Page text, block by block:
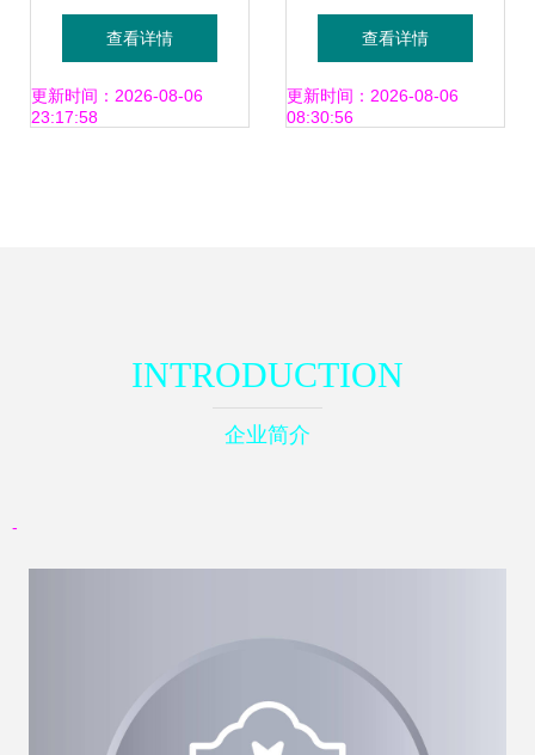
线展厅 专业线材批
发商的信赖之选
查看详情
更新时间：2026-08-06
23:17:58
全面智能化,实现类
神经元网络数据采
查看详情
更新时间：2026-08-06
08:30:56
INTRODUCTION
企业简介
-